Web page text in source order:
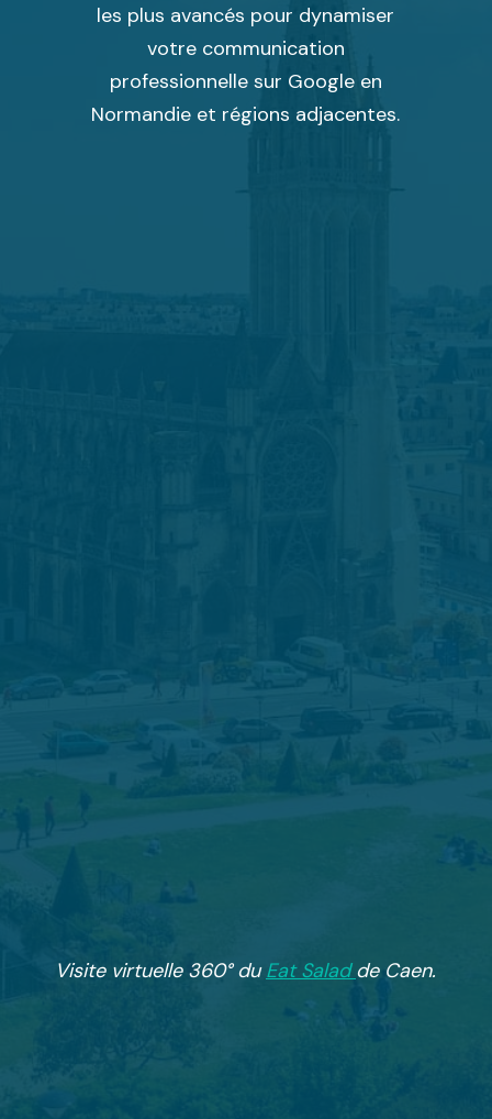
les plus avancés pour dynamiser
votre communication
professionnelle sur Google en
Normandie et régions adjacentes.
Visite virtuelle 360° duEat Saladde Caen.